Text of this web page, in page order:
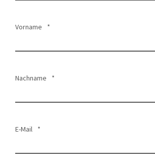
Vorname *
Nachname *
E-Mail *